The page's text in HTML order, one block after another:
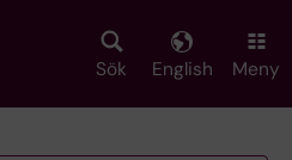
Sök English Meny